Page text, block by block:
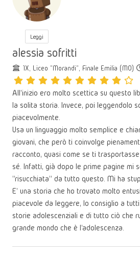
Leggi
alessia sofritti
1X, Liceo "Morandi", Finale Emilia (MO)
All'inizio ero molto scettica su questo
la solita storia. Invece, poi leggendolo
piacevolmente.
Usa un linguaggio molto semplice e
giovani, che però ti coinvolge
racconto, quasi come se ti
sé. Infatti, già dopo le prime pagine mi
"risucchiata" da tutto questo. Mi ha
E' una storia che ho trovato molto
piacevole da leggere, lo consiglio a
storie adolescenziali e di tutto ciò che
grande mondo che è l'adolescenza.